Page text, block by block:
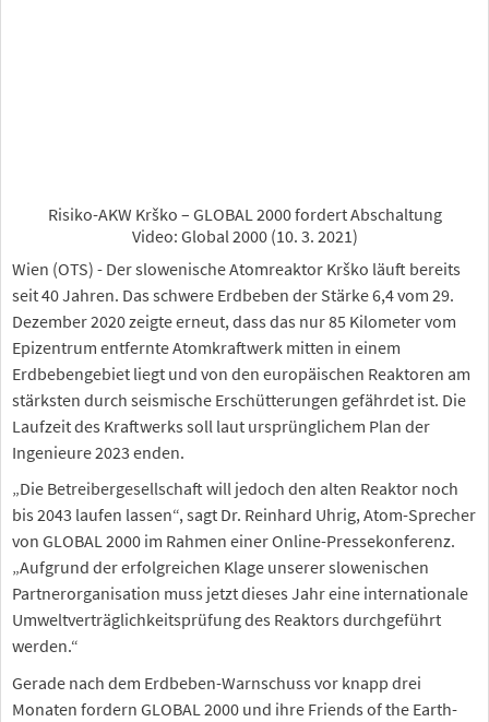
Risiko-AKW Krško – GLOBAL 2000 fordert Abschaltung
Video: Global 2000 (10. 3. 2021)
Wien (OTS) - Der slowenische Atomreaktor Krško läuft bereits
seit 40 Jahren. Das schwere Erdbeben der Stärke 6,4 vom 29.
Dezember 2020 zeigte erneut, dass das nur 85 Kilometer vom
Epizentrum entfernte Atomkraftwerk mitten in einem
Erdbebengebiet liegt und von den europäischen Reaktoren am
stärksten durch seismische Erschütterungen gefährdet ist. Die
Laufzeit des Kraftwerks soll laut ursprünglichem Plan der
Ingenieure 2023 enden.
„Die Betreibergesellschaft will jedoch den alten Reaktor noch
bis 2043 laufen lassen“, sagt Dr. Reinhard Uhrig, Atom-Sprecher
von GLOBAL 2000 im Rahmen einer Online-Pressekonferenz.
„Aufgrund der erfolgreichen Klage unserer slowenischen
Partnerorganisation muss jetzt dieses Jahr eine internationale
Umweltverträglichkeitsprüfung des Reaktors durchgeführt
werden.“
Gerade nach dem Erdbeben-Warnschuss vor knapp drei
Monaten fordern GLOBAL 2000 und ihre Friends of the Earth-